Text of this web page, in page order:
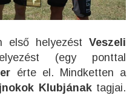
első helyezést Veszeli
(egy ponttal
érte el. Mindketten a
Klubjánaktagjai.